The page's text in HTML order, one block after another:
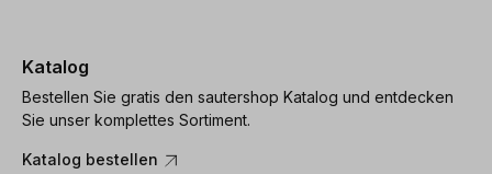
Katalog
Bestellen Sie gratis den sautershop Katalog und entdecken
Sie unser komplettes Sortiment.
Katalog bestellen